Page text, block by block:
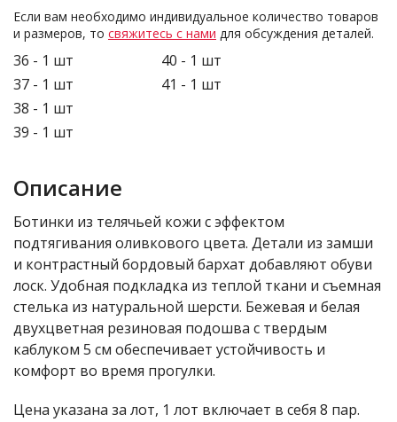
Если вам необходимо индивидуальное количество товаров
и размеров, то свяжитесь с нами для обсуждения деталей.
36 - 1 шт
37 - 1 шт
38 - 1 шт
39 - 1 шт
40 - 1 шт
41 - 1 шт
Описание
Ботинки из телячьей кожи с эффектом
подтягивания оливкового цвета. Детали из замши
и контрастный бордовый бархат добавляют обуви
лоск. Удобная подкладка из теплой ткани и съемная
стелька из натуральной шерсти. Бежевая и белая
двухцветная резиновая подошва с твердым
каблуком 5 см обеспечивает устойчивость и
комфорт во время прогулки.
Цена указана за лот, 1 лот включает в себя 8 пар.